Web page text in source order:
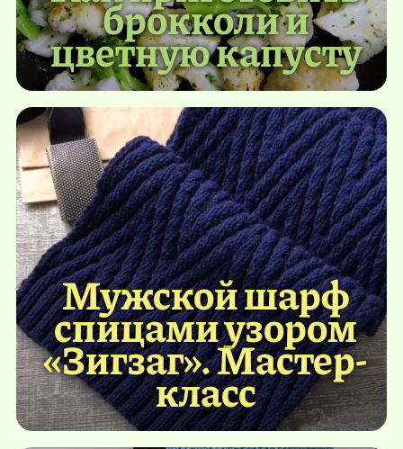
брокколи и
цветную капусту
Мужской шарф
спицами узором
«Зигзаг». Мастер-
класс